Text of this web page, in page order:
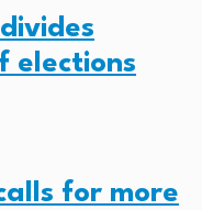
elections
for more